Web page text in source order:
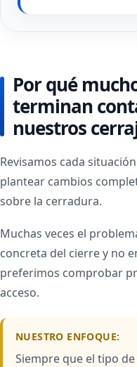
Por qué
terminan
nuestros
Revisamos cada
plantear cambios
sobre la cerradura.
Muchas veces el
concreta del cierre y no
preferimos comprobar
acceso.
NUESTRO ENFOQUE:
Siempre que el tipo